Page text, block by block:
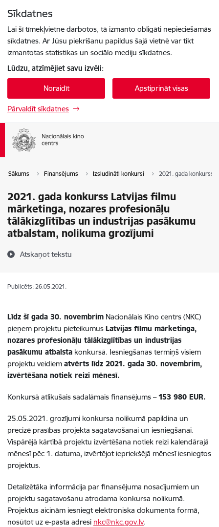
Sīkdatnes
Lai šī tīmekļvietne darbotos, tā izmanto obligāti nepieciešamās
sīkdatnes. Ar Jūsu piekrišanu papildus šajā vietnē var tikt
izmantotas statistikas un sociālo mediju sīkdatnes.
Lūdzu, atzīmējiet savu izvēli:
Noraidīt Apstiprināt visas
Pārvaldīt sīkdatnes
Sākums Finansējums Izsludināti konkursi 2021. gada konkurss
2021. gada konkurss Latvijas filmu
mārketinga, nozares profesionāļu
tālākizglītības un industrijas pasākumu
atbalstam, nolikuma grozījumi
Atskaņot tekstu
Publicēts: 26.05.2021.
Līdz šī gada 30. novembrim Nacionālais Kino centrs (NKC)
pieņem projektu pieteikumus Latvijas filmu mārketinga,
nozares profesionāļu tālākizglītības un industrijas
pasākumu atbalsta konkursā. Iesniegšanas termiņš visiem
projektu veidiem atvērts līdz 2021. gada 30. novembrim,
izvērtēšana notiek reizi mēnesī.
Konkursā atlikušais sadalāmais finansējums –153 980 EUR.
25.05.2021. grozījumi konkursa nolikumā papildina un
precizē prasības projekta sagatavošanai un iesniegšanai.
Vispārējā kārtībā projektu izvērtēšana notiek reizi kalendārajā
mēnesī pēc 1. datuma, izvērtējot iepriekšējā mēnesī iesniegtos
projektus.
Detalizētāka informācija par finansējuma nosacījumiem un
projektu sagatavošanu atrodama konkursa nolikumā.
Projektus aicinām iesniegt elektroniska dokumenta formā,
nosūtot uz e-pasta adresi nkc@nkc.gov.lv.